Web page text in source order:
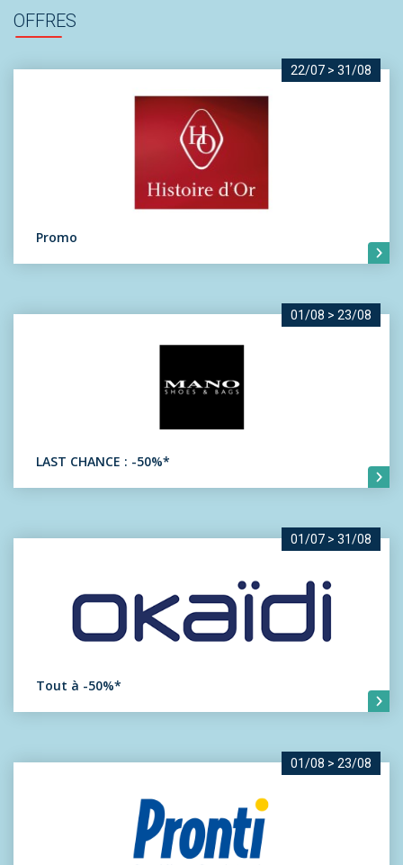
OFFRES
22/07 > 31/08
Promo
01/08 > 23/08
LAST CHANCE : -50%*
01/07 > 31/08
Tout à -50%*
01/08 > 23/08